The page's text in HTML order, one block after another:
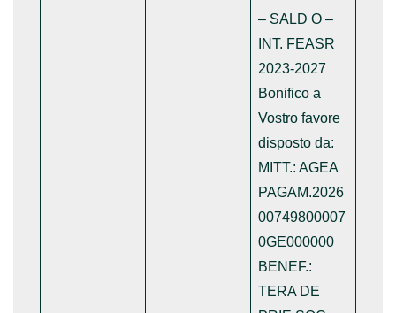
– SALD O –
INT. FEASR
2023-2027
Bonifico a
Vostro favore
disposto da:
MITT.: AGEA
PAGAM.2026
00749800007
0GE000000
BENEF.:
TERA DE